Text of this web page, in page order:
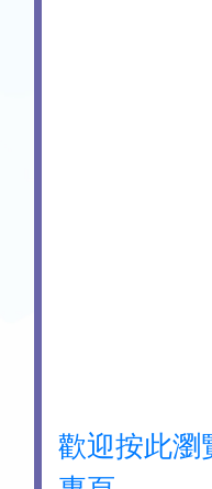
歡迎按此瀏